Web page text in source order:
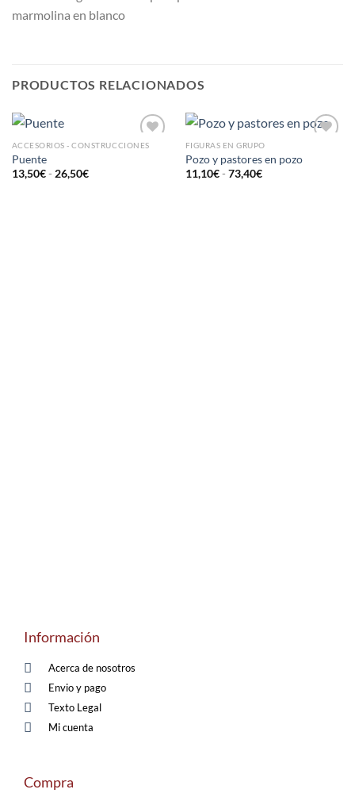
marmolina en blanco
PRODUCTOS RELACIONADOS
ACCESORIOS - CONSTRUCCIONES
Puente
13,50€ - 26,50€
A LA
FIGURAS EN GRUPO
Pozo y pastores en pozo
11,10€ - 73,40€
Información
Acerca de nosotros
Envio y pago
Texto Legal
Mi cuenta
Compra